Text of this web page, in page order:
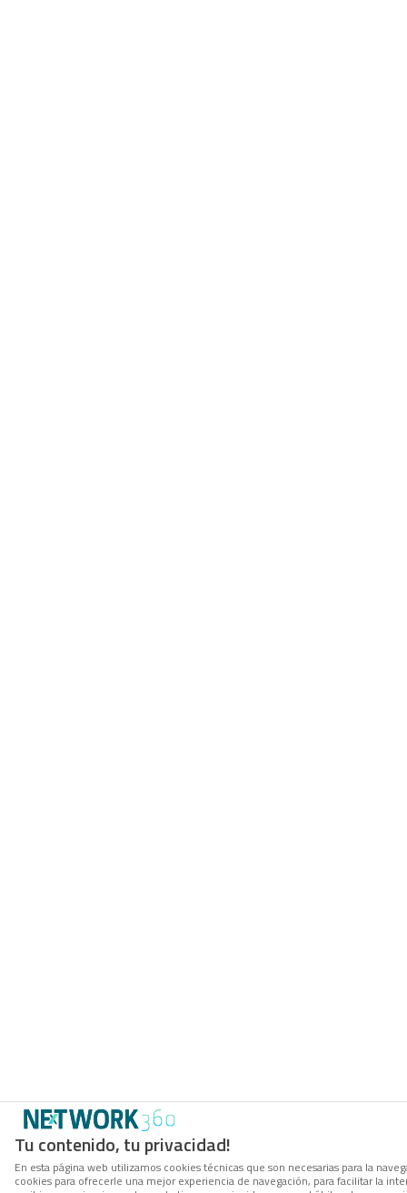
Tu contenido, tu privacidad!
En esta página web utilizamos cookies técnicas que son necesarias para la
cookies para ofrecerle una mejor experiencia de navegación, para facilitar la